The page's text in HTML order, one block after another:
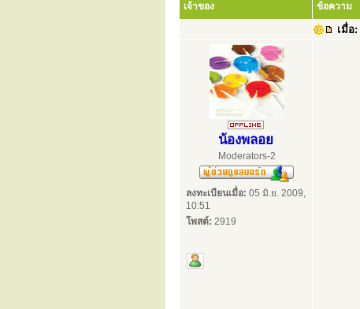
เจ้าของ ข้อความ
เมื่อ:
น้องพลอย
Moderators-2
ลงทะเบียนเมื่อ: 05 มิ.ย. 2009,
10:51
โพสต์: 2919